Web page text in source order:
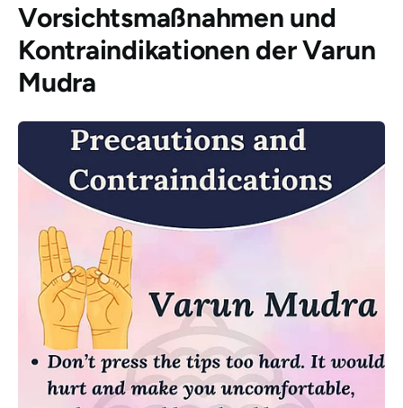
Vorsichtsmaßnahmen und
Kontraindikationen derVarun
Mudra